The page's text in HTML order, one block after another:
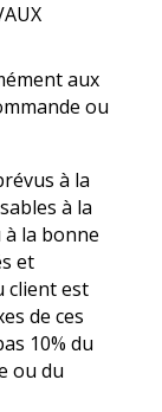
aux
ou
à la
à la
la bonne
et
client est
de ces
10% du
ou du